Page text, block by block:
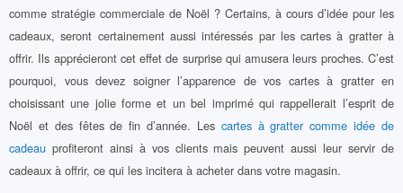
comme stratégie commerciale de Noël ? Certains, à cours d’idée pour les
cadeaux, seront certainement aussi intéressés par les cartes à gratter à
offrir. Ils apprécieront cet effet de surprise qui amusera leurs proches. C’est
pourquoi, vous devez soigner l’apparence de vos cartes à gratter en
choisissant une jolie forme et un bel imprimé qui rappellerait l’esprit de
Noël et des fêtes de fin d’année. Les cartes à gratter comme idée de
cadeau profiteront ainsi à vos clients mais peuvent aussi leur servir de
cadeaux à offrir, ce qui les incitera à acheter dans votre magasin.